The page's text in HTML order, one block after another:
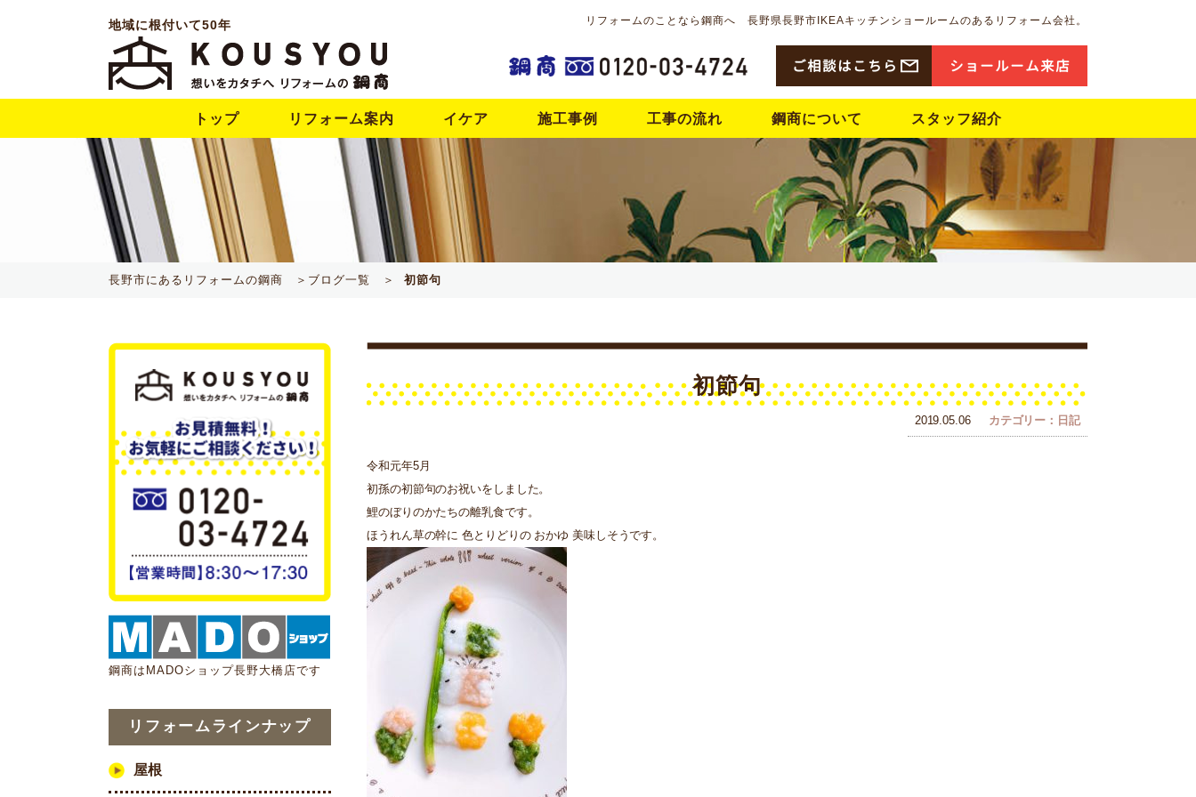
地域に根付いて50年 リフォームのことなら鋼商へ 長野県長野市IKEAキッチンショールームのあるリフォーム会社。
ご相談はこちら ショ ールーム来店
トップ リフォーム案内 イケア 施工事例 工事の流れ 鋼商について スタッフ紹介
長野市にあるリフォームの鋼商 ＞ ブログ一覧 ＞ 初節句
初節句
2019.05.06 カテゴリー：日記
令和元年5月
初孫の初節句のお祝いをしました。
鯉のぼりのかたちの離乳食です。
ほうれん草の幹に 色とりどりの おかゆ 美味しそうです。
鋼商はMADOショップ長野大橋店です
リフォームラインナップ
屋根